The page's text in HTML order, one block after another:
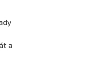
a